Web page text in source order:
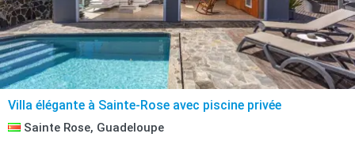
Villa élégante à Sainte-Rose avec piscine privée
Sainte Rose, Guadeloupe